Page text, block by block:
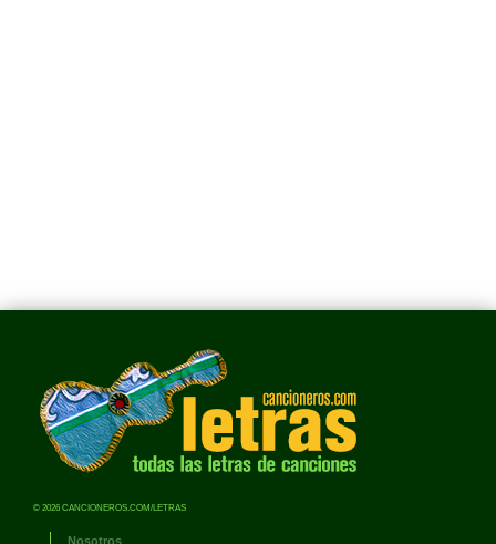
© 2026 CANCIONEROS.COM/LETRAS
Nosotros